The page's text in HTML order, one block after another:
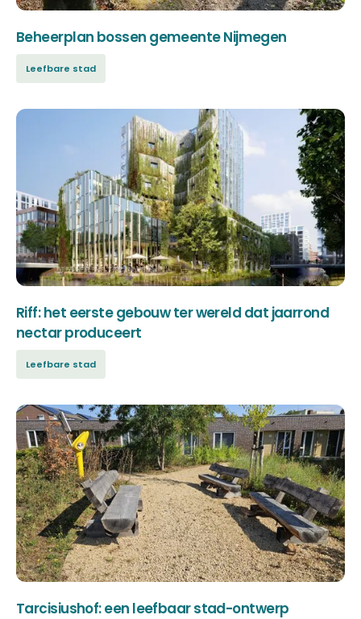
Beheerplan bossen gemeente Nijmegen
Leefbare stad
Riff: het eerste gebouw ter wereld dat jaarrond
nectar produceert
Leefbare stad
Tarcisiushof: een leefbaar stad-ontwerp